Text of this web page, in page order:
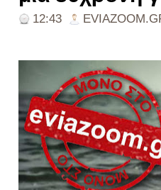
12:43